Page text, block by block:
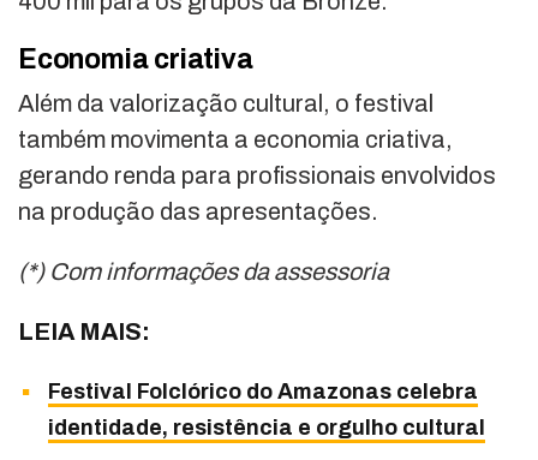
Economia criativa
Além da valorização cultural, o festival
também movimenta a economia criativa,
gerando renda para profissionais envolvidos
na produção das apresentações.
(*) Com informações da assessoria
LEIA MAIS:
Festival Folclórico do Amazonas celebra
identidade, resistência e orgulho cultural